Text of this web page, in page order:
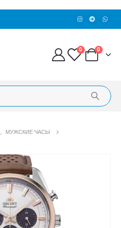
0 0
, МУЖСКИЕ ЧАСЫ